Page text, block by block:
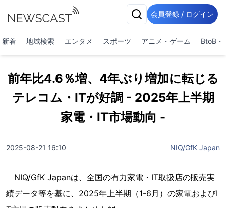
会員登録 / ログイン
新着 地域検索 エンタメ スポーツ アニメ・ゲーム BtoB・
前年比4.6％増、4年ぶり増加に転じる
テレコム・ITが好調 - 2025年上半期
家電・IT市場動向 -
2025-08-21 16:10 NIQ/GfK Japan
NIQ/GfK Japanは、全国の有力家電・IT取扱店の販売実
績データ等を基に、2025年上半期（1-6月）の家電およびI